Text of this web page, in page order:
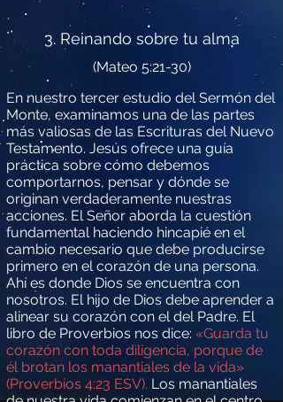
3. Reinando sobre tu alma
(Mateo 5:21-30)
En nuestro tercer estudio del Sermón del
Monte, examinamos una de las partes
más valiosas de las Escrituras del Nuevo
Testamento. Jesús ofrece una guía
práctica sobre cómo debemos
comportarnos, pensar y dónde se
originan verdaderamente nuestras
acciones. El Señor aborda la cuestión
fundamental haciendo hincapié en el
cambio necesario que debe producirse
primero en el corazón de una persona.
Ahí es donde Dios se encuentra con
nosotros. El hijo de Dios debe aprender a
alinear su corazón con el del Padre. El
libro de Proverbios nos dice: «Guarda tu
corazón con toda diligencia, porque de
él brotan los manantiales de la vida»
(Proverbios 4:23 ESV). Los manantiales